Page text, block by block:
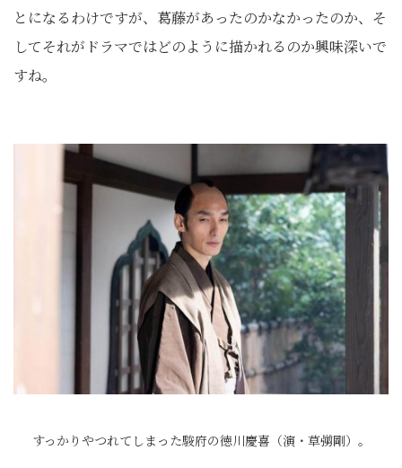
とになるわけですが、葛藤があったのかなかったのか、そ
してそれがドラマではどのように描かれるのか興味深いで
すね。
すっかりやつれてしまった駿府の徳川慶喜（演・草彅剛）。